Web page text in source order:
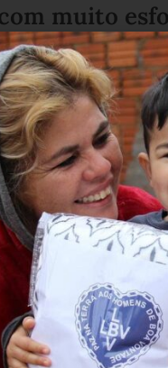
muito
para passar
que eu